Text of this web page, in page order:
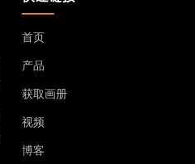
首页
产品
获取画册
视频
博客